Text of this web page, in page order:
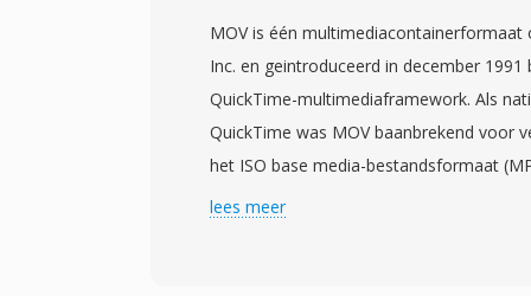
MOV is één multimediacontainerformaat
Inc. en geintroduceerd in december
QuickTime-multimediaframework. Als
QuickTime was MOV baanbrekend voor
het ISO base media-bestandsformaat
afgeleiden, waaronder MP4, zouden
lees meer